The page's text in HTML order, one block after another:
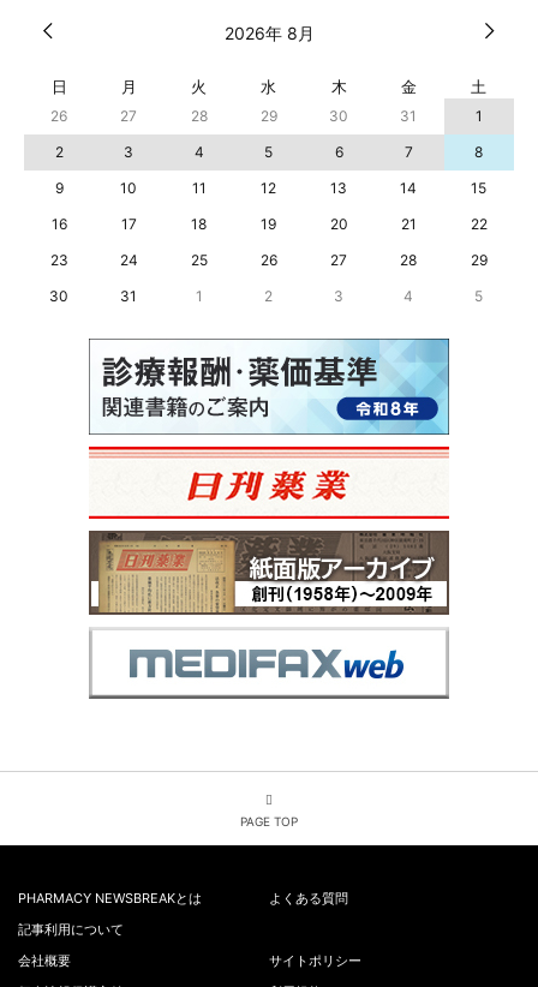
2026年 8月
日 月 火 水 木 金 土
26 27 28 29 30 31
1
2
3 4 5 6 7
8
9
10 11 12 13 14
15
16
17 18 19 20 21
22
23
24 25 26 27 28
29
30
31 1 2 3 4 5
PAGE TOP
PHARMACY NEWSBREAKとは
よくある質問
記事利用について
会社概要
サイトポリシー